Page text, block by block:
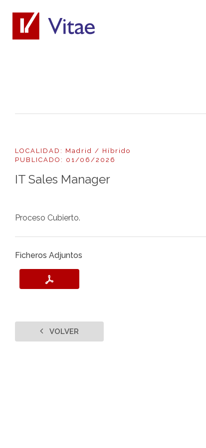
LOCALIDAD: Madrid / Híbrido
PUBLICADO: 01/06/2026
IT Sales Manager
Proceso Cubierto.
Ficheros Adjuntos
VOLVER